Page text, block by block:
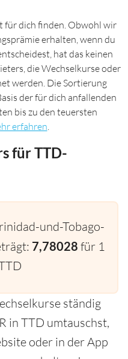
für dich finden. Obwohl wir
erhalten, wenn du
hat das keinen
die Wechselkurse oder
werden. Die Sortierung
der für dich anfallenden
bis zu den teuersten
erfahren.
für TTD-
und-Tobago-
7,78028 für 1
ständig
in TTD umtauschst,
oder in der App